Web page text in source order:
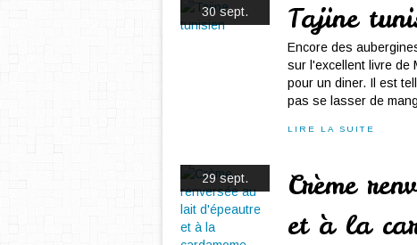
30 sept. Tajine
Encore des
sur l'excellent livre de
pour un diner. Il est
pas se lasser de
LIRE LA SUITE
29 sept.
Crème
et à la